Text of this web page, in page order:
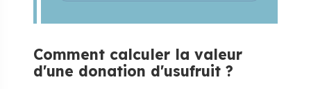
Comment calculer la valeur
d'une donation d'usufruit ?